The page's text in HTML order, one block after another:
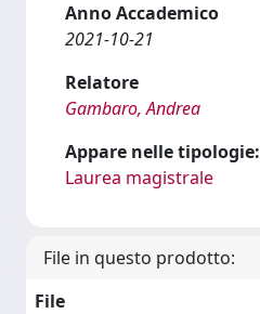
Anno Accademico
2021-10-21
Relatore
Gambaro, Andrea
Appare nelle tipologie:
Laurea magistrale
File in questo prodotto:
File